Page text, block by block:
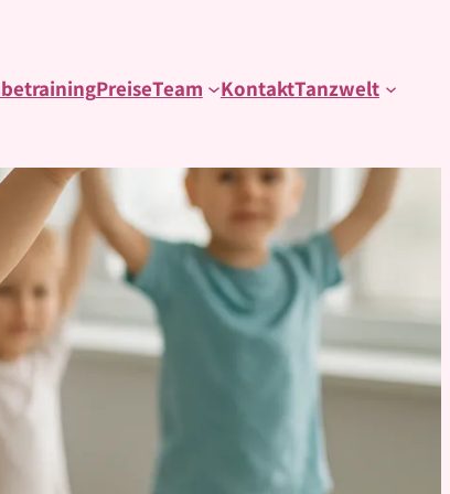
PreiseTeam KontaktTanzwelt